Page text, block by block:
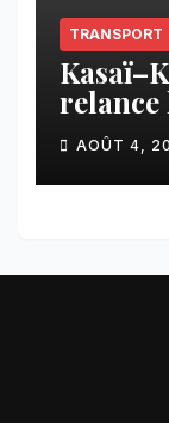
TRANSPORT
AOÛT 4,